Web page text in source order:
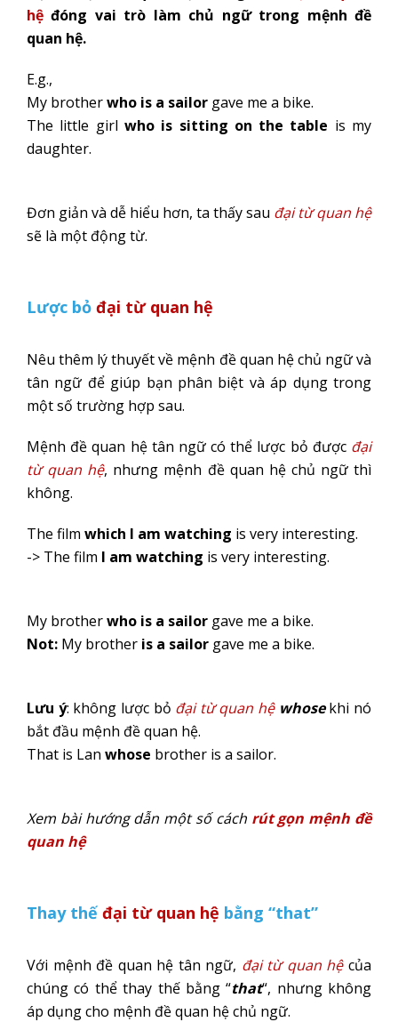
hệ đóng vai trò làm chủ ngữ trong mệnh đề
quan hệ.
E.g.,
My brotherwho is a sailor gave me a bike.
The little girl who is sitting on the table is my
daughter.
Đơn giản và dễ hiểu hơn, ta thấy sau đại từ quan hệ
sẽ là một động từ.
Lược bỏ đại từ quan hệ
Nêu thêm lý thuyết về mệnh đề quan hệ chủ ngữ và
tân ngữ để giúp bạn phân biệt và áp dụng trong
một số trường hợp sau.
Mệnh đề quan hệ tân ngữ có thể lược bỏ được đại
từ quan hệ, nhưng mệnh đề quan hệ chủ ngữ thì
không.
The film which I am watching is very interesting.
-> The film I am watching is very interesting.
My brotherwho is a sailor gave me a bike.
Not: My brother is a sailor gave me a bike.
Lưu ý: không lược bỏ đại từ quan hệ whosekhi nó
bắt đầu mệnh đề quan hệ.
That is Lan whose brother is a sailor.
Xem bài hướng dẫn một số cách rút gọn mệnh đề
quan hệ
Thay thế đại từ quan hệ bằng “that”
Với mệnh đề quan hệ tân ngữ, đại từ quan hệcủa
chúng có thể thay thế bằng “that“, nhưng không
áp dụng cho mệnh đề quan hệ chủ ngữ.